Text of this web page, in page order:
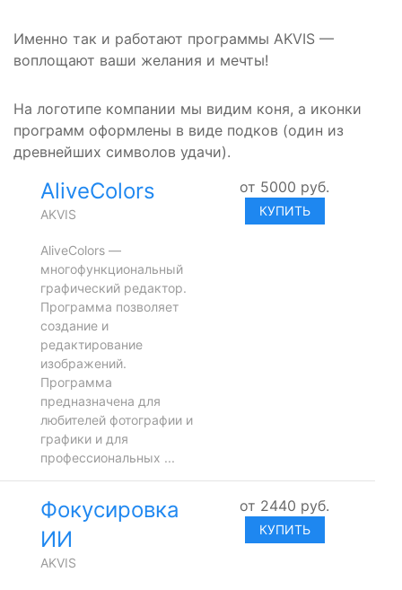
Именно так и работают программы AKVIS —
воплощают ваши желания и мечты!
На логотипе компании мы видим коня, а иконки
программ оформлены в виде подков (один из
древнейших символов удачи).
AliveColors
AKVIS
AliveColors —
многофункциональный
графический редактор.
Программа позволяет
создание и
редактирование
изображений.
Программа
предназначена для
любителей фотографии и
графики и для
профессиональных ...
от 5000 руб.
КУПИТЬ
Фокусировка
ИИ
AKVIS
от 2440 руб.
КУПИТЬ